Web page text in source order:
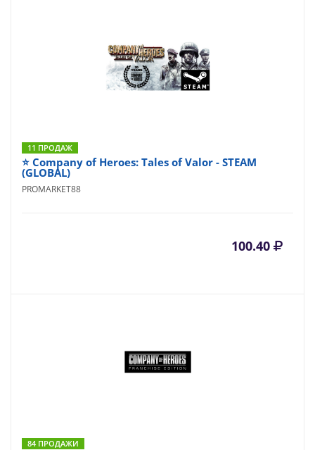
11 ПРОДАЖ
⭐️ Company of Heroes: Tales of Valor - STEAM
(GLOBAL)
PROMARKET88
100.40
84 ПРОДАЖИ